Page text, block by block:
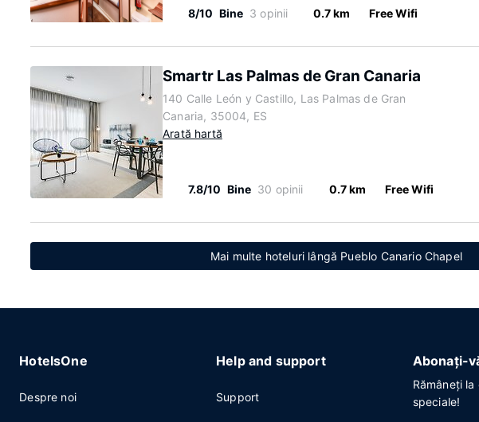
8/10 Bine 3 opinii 0.7 km Free Wifi
Smartr Las Palmas de Gran Canaria
140 Calle León y Castillo, Las Palmas de Gran
Canaria, 35004, ES
Arată hartă
7.8/10 Bine 30 opinii 0.7 km Free Wifi
Mai multe hoteluri lângă Pueblo Canario Chapel
HotelsOne
Despre noi
Help and support
Support
Abonați-
Rămâneți
speciale!